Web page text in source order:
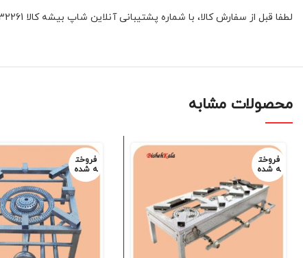
لطفا قبل از سفارش کالا، با شماره پشتیبانی آنلاین شاپ بیشه کالا 01132332261 و یا 09392337177 هماهنگ فرمائید
محصولات مشابه
فروخت
ه شده
فروخت
ه شده